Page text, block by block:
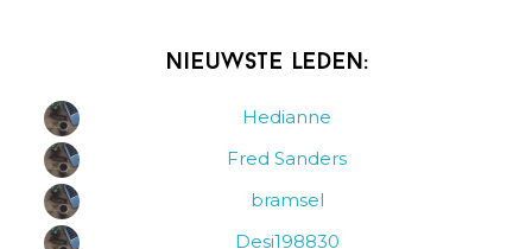
Nieuwste leden:
Hedianne
Fred Sanders
bramsel
Desi198830